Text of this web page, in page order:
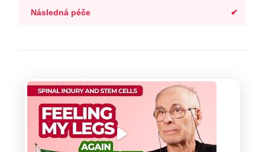
Následná péče